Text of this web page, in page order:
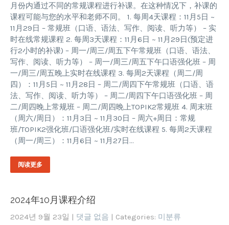
月份内通过不同的常规课程进行补课。在这种情况下，补课的
课程可能与您的水平和老师不同。 1. 每周4天课程：11月5日 ~
11月29日 – 常规班（口语、语法、写作、阅读、听力等） – 实
时在线常规课程 2. 每周3天课程：11月6日 ~ 11月29日(预定进
行2小时的补课) – 周一/周三/周五下午常规班（口语、语法、
写作、阅读、听力等） – 周一/周三/周五下午口语强化班 – 周
一/周三/周五晚上实时在线课程 3. 每周2天课程（周二/周
四）：11月5日 ~ 11月28日 – 周二/周四下午常规班（口语、语
法、写作、阅读、听力等） – 周二/周四下午口语强化班 – 周
二/周四晚上常规班 – 周二/周四晚上TOPIK2常规班 4. 周末班
（周六/周日）：11月3日 ~ 11月30日 – 周六+周日：常规
班/TOPIK2强化班/口语强化班/实时在线课程 5. 每周2天课程
（周一/周三）：11月6日 ~ 11月27日…
阅读更多
2024年10月课程介绍
2024년 9월 23일 | 댓글 없음 | Categories: 미분류